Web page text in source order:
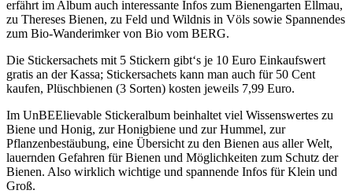
erfährt im Album auch interessante Infos zum Bienengarten Ellmau,
zu Thereses Bienen, zu Feld und Wildnis in Völs sowie Spannendes
zum Bio-Wanderimker von Bio vom BERG.
Die Stickersachets mit 5 Stickern gibt‘s je 10 Euro Einkaufswert
gratis an der Kassa; Stickersachets kann man auch für 50 Cent
kaufen, Plüschbienen (3 Sorten) kosten jeweils 7,99 Euro.
Im UnBEElievable Stickeralbum beinhaltet viel Wissenswertes zu
Biene und Honig, zur Honigbiene und zur Hummel, zur
Pflanzenbestäubung, eine Übersicht zu den Bienen aus aller Welt,
lauernden Gefahren für Bienen und Möglichkeiten zum Schutz der
Bienen. Also wirklich wichtige und spannende Infos für Klein und
Groß.